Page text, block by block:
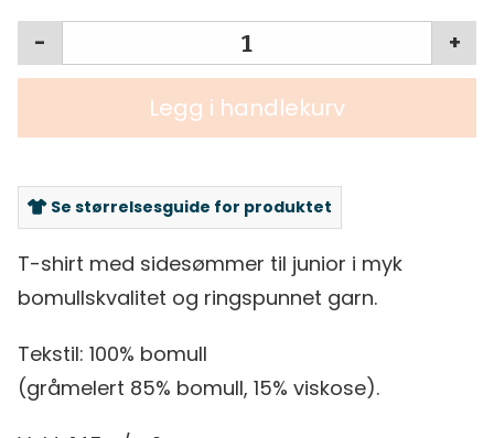
+
-
Legg i handlekurv
Se størrelsesguide for produktet
T-shirt med sidesømmer til junior i myk
bomullskvalitet og ringspunnet garn.
Tekstil: 100% bomull
(gråmelert 85% bomull, 15% viskose).